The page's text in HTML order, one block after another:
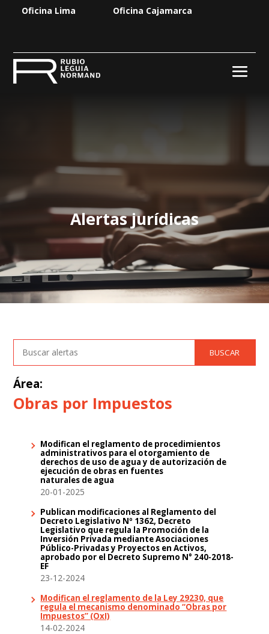
Oficina Lima Oficina Cajamarca
Alertas jurídicas
Área:
Obras por Impuestos
Modifican el reglamento de procedimientos
administrativos para el otorgamiento de
derechos de uso de agua y de autorización de
ejecución de obras en fuentes
naturales de agua
20-01-2025
Publican modificaciones al Reglamento del
Decreto Legislativo Nº 1362, Decreto
Legislativo que regula la Promoción de la
Inversión Privada mediante Asociaciones
Público-Privadas y Proyectos en Activos,
aprobado por el Decreto Supremo N° 240-2018-
EF
23-12-2024
Modifican el reglamento de la Ley 29230, que
regula el mecanismo denominado “Obras por
Impuestos” (OxI)
14-02-2024